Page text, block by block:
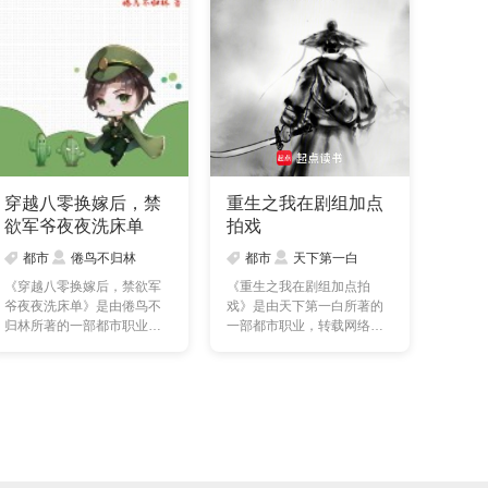
穿越八零换嫁后，禁
欲军爷夜夜洗床单
都市
倦鸟不归林
《穿越八零换嫁后，禁欲军
爷夜夜洗床单》是由倦鸟不
归林所著的一部都市职业，
重生之我在剧组加点
拍戏
都市
天下第一白
《重生之我在剧组加点拍
戏》是由天下第一白所著的
一部都市职业，转载网络，